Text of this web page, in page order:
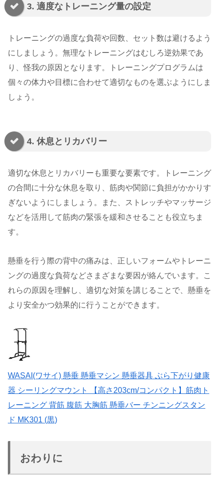
3. 適度なトレーニング量の設定
トレーニングの過度な負荷や回数、セット数は避けるよう
にしましょう。無理なトレーニングはむしろ逆効果であ
り、怪我の原因となります。トレーニングプログラムは
個々の体力や目標に合わせて適切なものを選ぶようにしま
しょう。
4. 休息とリカバリー
適切な休息とリカバリーも重要な要素です。トレーニング
の合間に十分な休息を取り、筋肉や関節に負担がかかりす
ぎないようにしましょう。また、ストレッチやマッサージ
などを活用して筋肉の緊張を緩和させることも役立ちま
す。
懸垂を行う際の背中の痛みは、正しいフォームやトレーニ
ングの過度な負荷などさまざまな要因が絡んでいます。こ
れらの原因を理解し、適切な対策を講じることで、懸垂を
より安全かつ効果的に行うことができます。
WASAI(ワサイ) 懸垂 懸垂マシン 懸垂器具 ぶら下がり健康
器 シーリングマウント 【高さ203cm/コンパクト】筋肉ト
レーニング 背筋 腹筋 大胸筋 懸垂バー チンニングスタン
ド MK301 (黒)
おわりに